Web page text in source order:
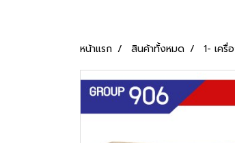
หน้าแรก สินค้าทั้งหมด 1- เค